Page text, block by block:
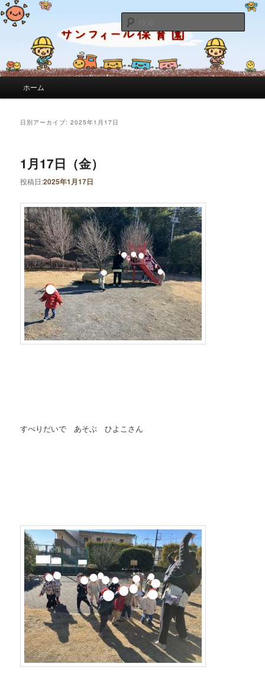
サンフィール保育園のブログ
サンフィール保育園のせんせいのブログです。園の日常を綴っています。
索
メインコンテンツへ移動
サブコンテンツへ移動
ホーム
日別アーカイブ:2025年1月17日
1月17日（金）
投稿日:2025年1月17日
すべりだいで あそぶ ひよこさん